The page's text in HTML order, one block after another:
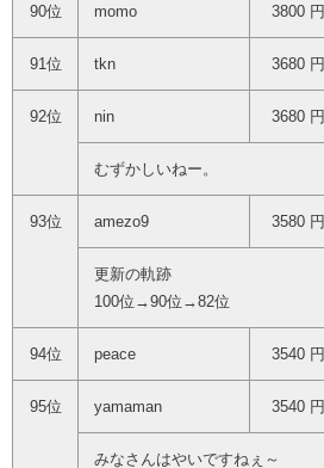
90位 momo 3800 円
91位 tkn 3680 円
92位 nin 3680 円
むずかしいねー。
93位 amezo9 3580 円
更新の軌跡
100位→90位→82位
94位 peace 3540 円
95位 yamaman 3540 円
みなさんはやいですねぇ～